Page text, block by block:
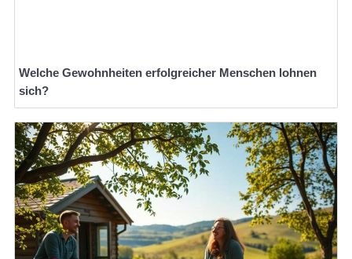
Welche Gewohnheiten erfolgreicher Menschen lohnen
sich?